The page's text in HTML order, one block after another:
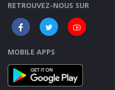
RETROUVEZ-NOUS SUR
MOBILE APPS